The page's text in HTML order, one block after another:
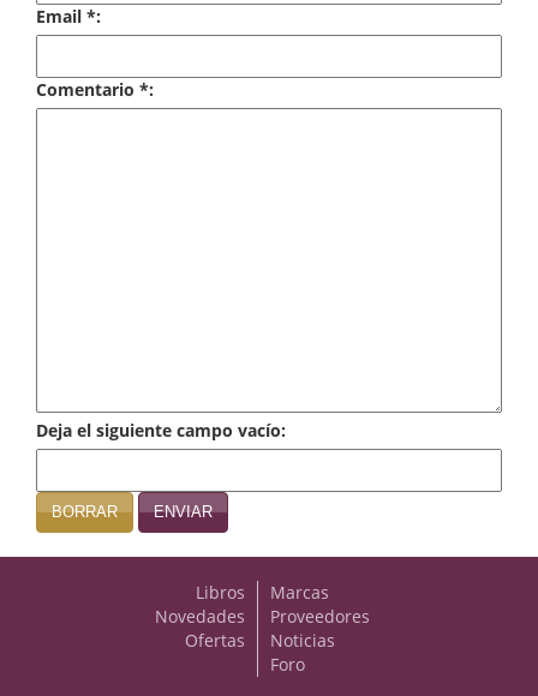
historia
Local
Mafia y espionaje
Email *:
Comentario *:
Deja el siguiente campo vacío:
BORRAR ENVIAR
Libros
Novedades
Ofertas
Marcas
Proveedores
Noticias
Foro